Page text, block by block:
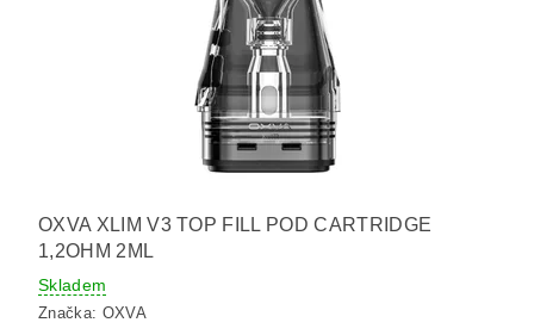
OXVA XLIM V3 TOP FILL POD CARTRIDGE
1,2OHM 2ML
Skladem
Značka: OXVA